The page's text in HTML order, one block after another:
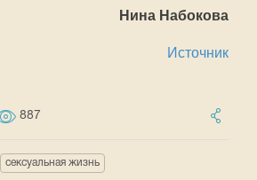
Нина Набокова
Источник
887
сексуальная жизнь